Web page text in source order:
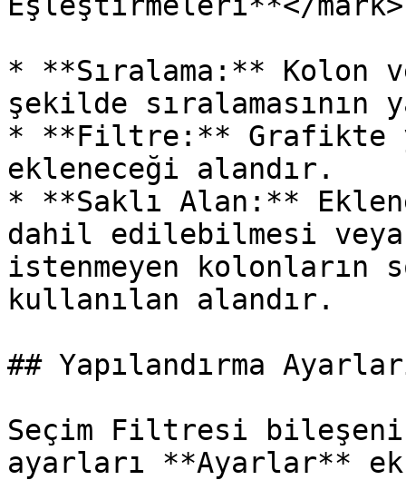
* **Sıralama:** Kolon
şekilde sıralamasının
* **Filtre:** Grafikte
ekleneceği alandır.
* **Saklı Alan:**
dahil edilebilmesi
istenmeyen
kullanılan alandır.
## Yapılandırma
Seçim Filtresi
ayarları **Ayarlar**